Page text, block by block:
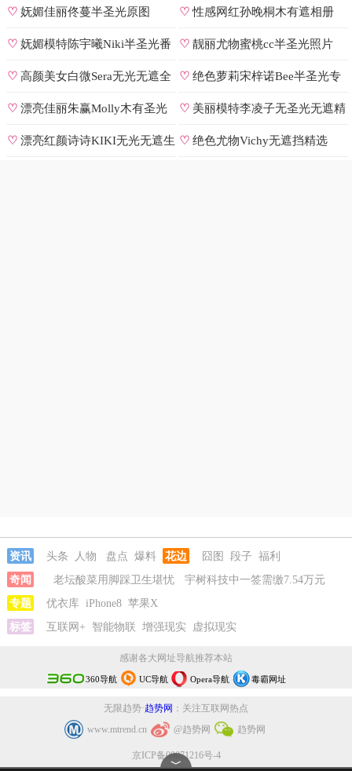
♡妩媚佳丽佟蔓半圣光原图 ♡性感网红孙晚桐木有遮相册
♡妩媚模特陈宇曦Niki半圣光番
号
♡ 靓丽尤物蜜桃cc半圣光照片
♡高颜美女白微Sera无光无遮全
集
♡ 绝色萝莉宋梓诺Bee半圣光专
辑
♡漂亮佳丽朱赢Molly木有圣光
原图
♡ 美丽模特李凌子无圣光无遮精
选
♡漂亮红颜诗诗KIKI无光无遮生 ♡ 绝色尤物Vichy无遮挡精选
﹀
资讯 头条 人物 盘点 爆料 花边 囧图 段子 福利
奇闻
老坛酸菜用脚踩卫生堪忧
宇树科技中一签需缴7.54万元
河南重大刑案嫌疑人逃窜时伤害多人
婆带资进组给自己硬加60多场吻戏
老坛酸菜用脚踩卫生堪忧
科技中一签需缴7.54万元
专题 优衣库 iPhone8 苹果X
标签
互联网+ 智能物联 增强现实 虚拟现实
感谢各大网址导航推荐本站
360导航 UC导航 Opera导航 毒霸网址
无限趋势·趋势网 ：关注互联网热点
www.mtrend.cn
@趋势网 趋势网
京ICP备09071216号-4